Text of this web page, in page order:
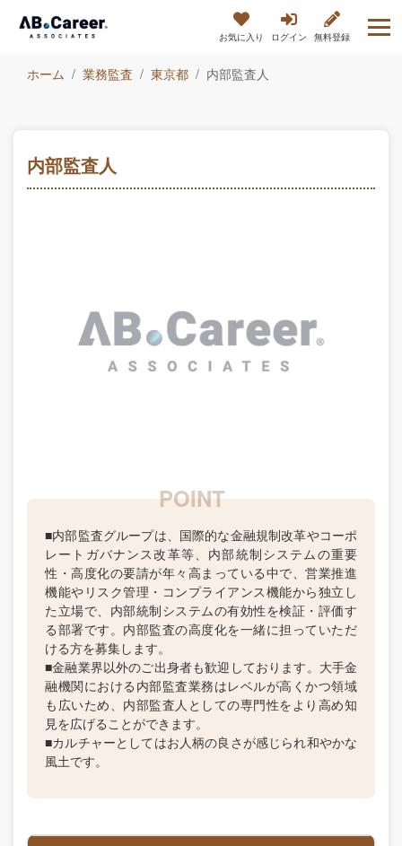
お気に入り ログイン 無料登録
ホーム 業務監査 東京都 内部監査人
内部監査人
■内部監査グループは、国際的な金融規制改革やコーポ
レートガバナンス改革等、内部統制システムの重要
性・高度化の要請が年々高まっている中で、営業推進
機能やリスク管理・コンプライアンス機能から独立し
た立場で、内部統制システムの有効性を検証・評価す
る部署です。内部監査の高度化を一緒に担っていただ
ける方を募集します。
■金融業界以外のご出身者も歓迎しております。大手金
融機関における内部監査業務はレベルが高くかつ領域
も広いため、内部監査人としての専門性をより高め知
見を広げることができます。
■カルチャーとしてはお人柄の良さが感じられ和やかな
風土です。